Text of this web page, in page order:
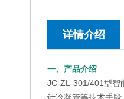
详情介绍
一、产品介绍
JC-ZL-301/401型智